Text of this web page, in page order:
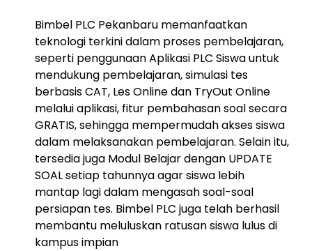
Bimbel PLC Pekanbaru memanfaatkan
teknologi terkini dalam proses pembelajaran,
seperti penggunaan Aplikasi PLC Siswa untuk
mendukung pembelajaran, simulasi tes
berbasis CAT, Les Online dan TryOut Online
melalui aplikasi, fitur pembahasan soal secara
GRATIS, sehingga mempermudah akses siswa
dalam melaksanakan pembelajaran. Selain itu,
tersedia juga Modul Belajar dengan UPDATE
SOAL setiap tahunnya agar siswa lebih
mantap lagi dalam mengasah soal-soal
persiapan tes. Bimbel PLC juga telah berhasil
membantu meluluskan ratusan siswa lulus di
kampus impian